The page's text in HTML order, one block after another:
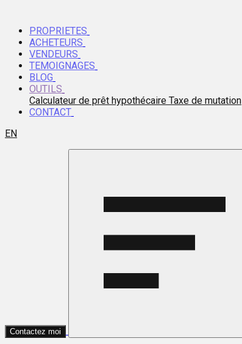
PROPRIETES
ACHETEURS
VENDEURS
TEMOIGNAGES
BLOG
OUTILS
Calculateur de prêt hypothécaire Taxe de mutation
CONTACT
EN
Contactez moi